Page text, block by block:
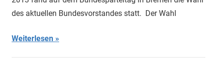
des aktuellen Bundesvorstandes statt. Der Wahl
Weiterlesen